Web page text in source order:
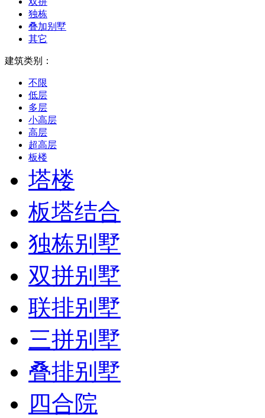
独栋
叠加别墅
其它
建筑类别：
不限
低层
多层
小高层
高层
超高层
板楼
塔楼
板塔结合
独栋别墅
双拼别墅
联排别墅
三拼别墅
叠排别墅
四合院